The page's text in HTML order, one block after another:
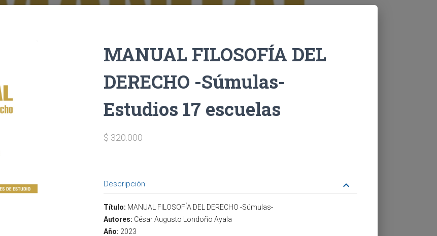
MANUAL FILOSOFÍA DEL
DERECHO -Súmulas-
Estudios 17 escuelas
$ 320.000
Descripción keyboard_arrow_down
Título: MANUAL FILOSOFÍA DEL DERECHO -Súmulas-
Autores: César Augusto Londoño Ayala
Año: 2023